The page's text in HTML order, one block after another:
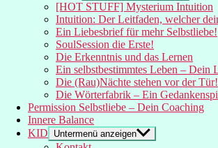
[HOT STUFF] Mysterium Intuition
Intuition: Der Leitfaden, welcher
Ein Liebesbrief für mehr Selbstliebe!
SoulSession die Erste!
Die Erkenntnis und das Lernen
Ein selbstbestimmtes Leben – Dein
Die (Rau)Nächte stehen vor der Tür!
Die Wörterfabrik – Ein
Permission Selbstliebe – Dein Coaching
Innere Balance
KID
Untermenü anzeigen